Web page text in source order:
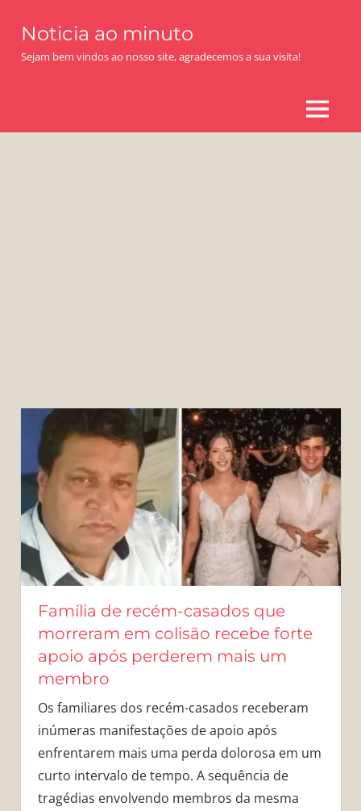
content
Noticia ao minuto
Sejam bem vindos ao nosso site, agradecemos a sua visita!
MENU
Família de recém-casados que
morreram em colisão recebe forte
apoio após perderem mais um
membro
Os familiares dos recém-casados receberam
inúmeras manifestações de apoio após
enfrentarem mais uma perda dolorosa em um
curto intervalo de tempo. A sequência de
tragédias envolvendo membros da mesma